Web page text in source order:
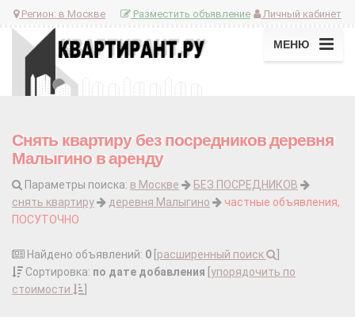
Регион: в Москве Личный кабинет
Разместить объявление
МЕНЮ
Снять квартиру без посредников деревня
Малыгино в аренду
Параметры поиска: в Москве
БЕЗ ПОСРЕДНИКОВ
снять квартиру
деревня Малыгино
частные объявления,
ПОСУТОЧНО
Найдено объявлений: 0 расширенный поиск
Сортировка: по дате добавления упорядочить по
стоимости